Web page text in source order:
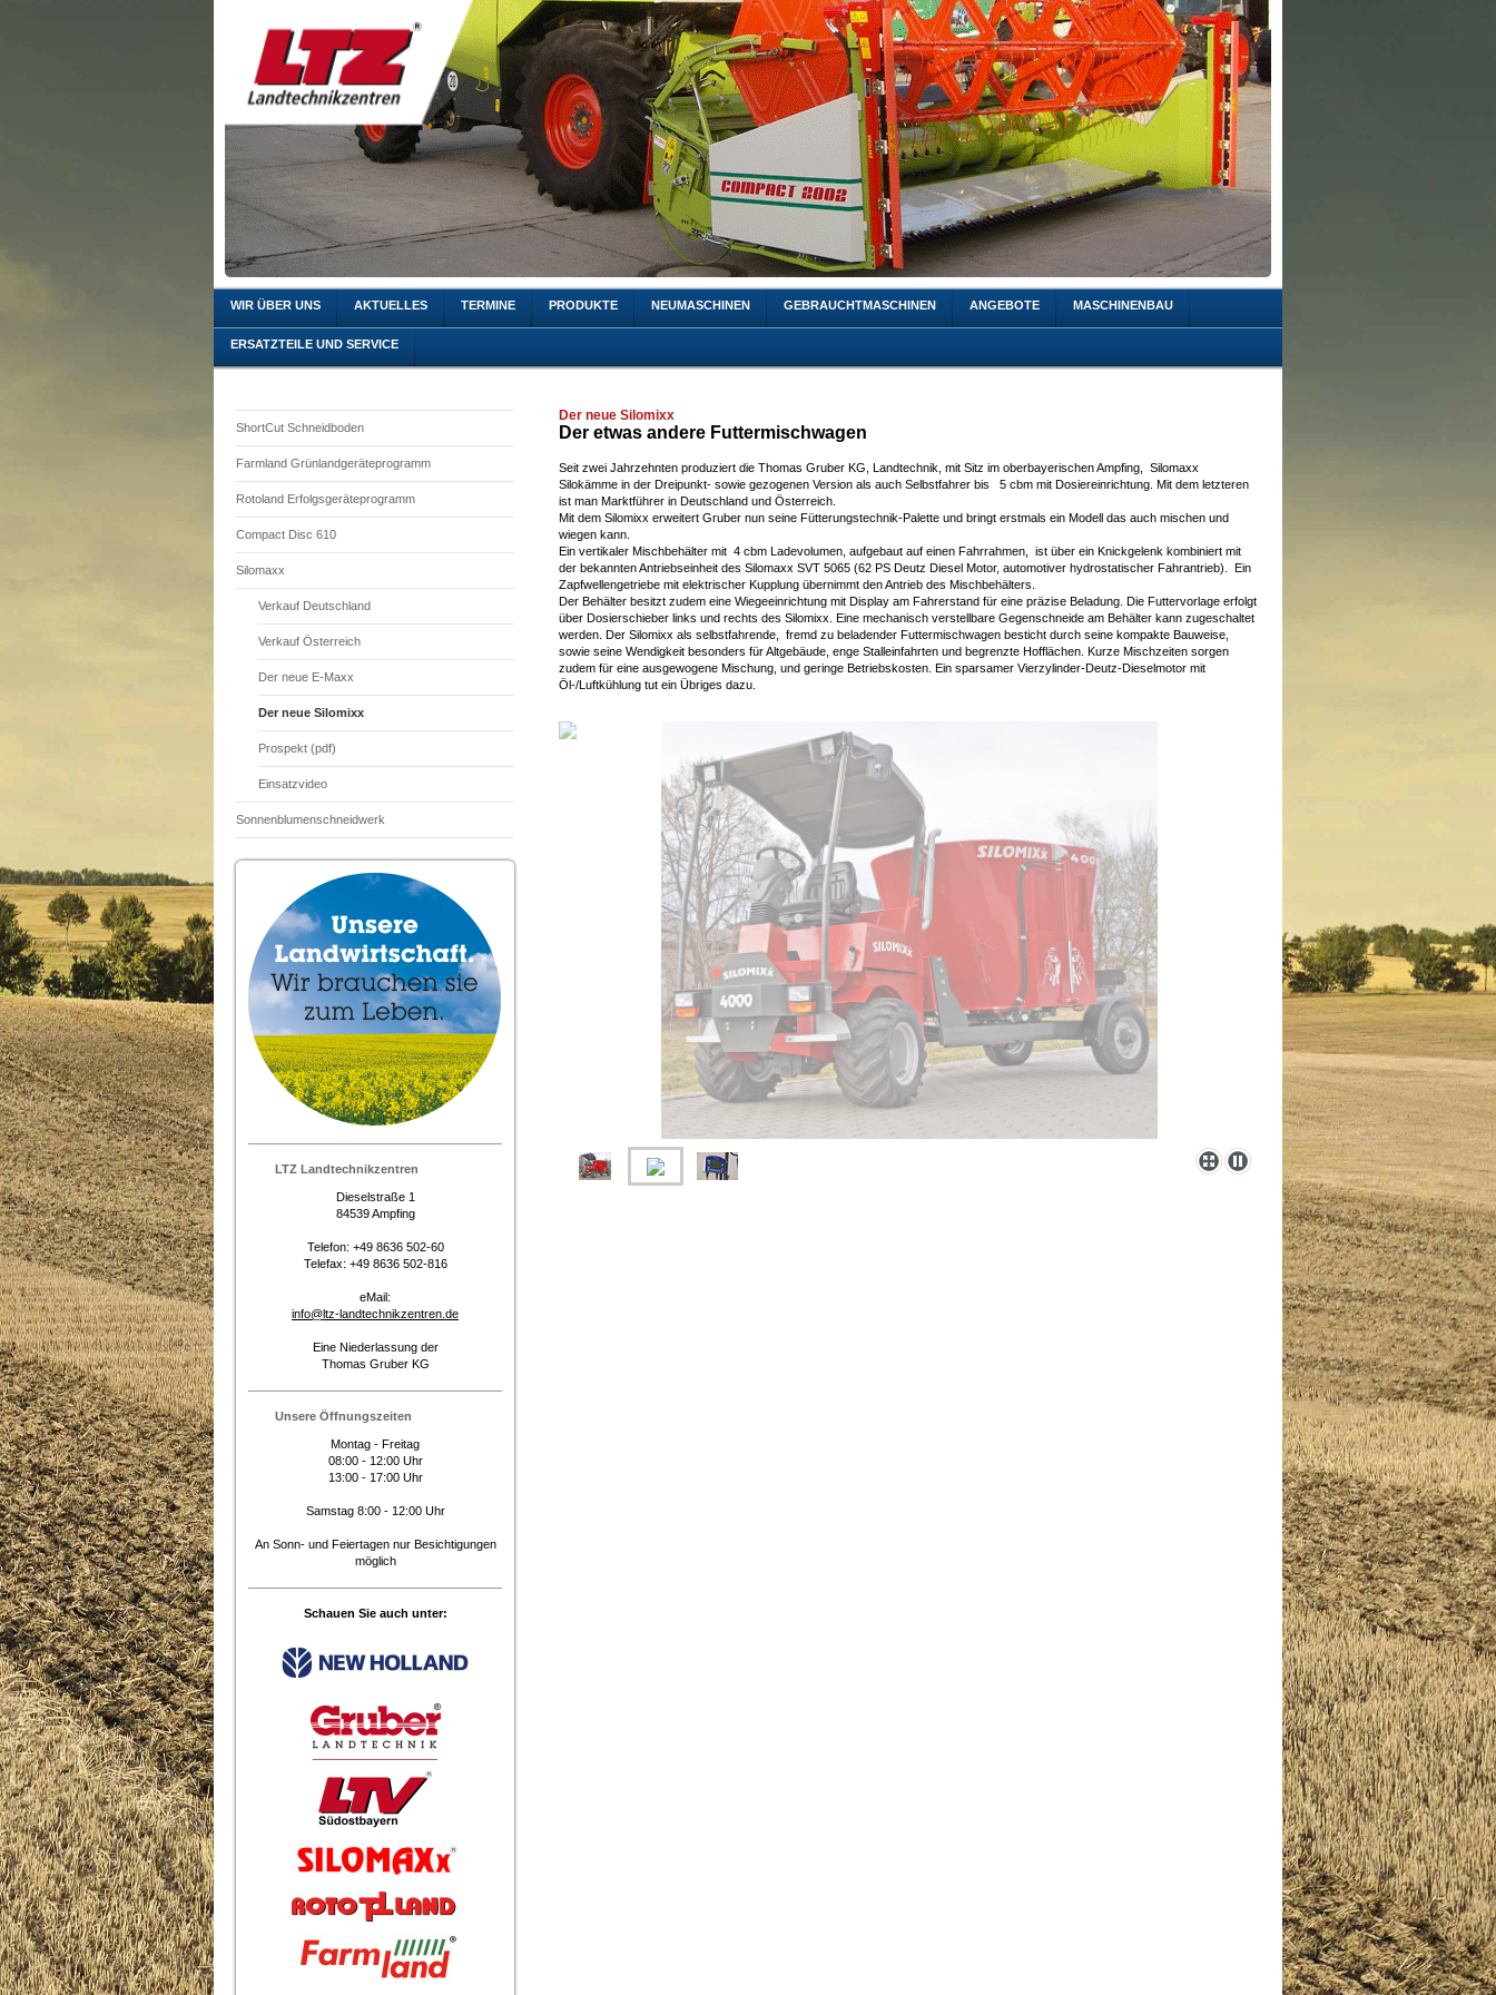
WIR ÜBER UNS AKTUELLES TERMINE PRODUKTE NEUMASCHINEN GEBRAUCHTMASCHINEN ANGEBOTE MASCHINENBAU
ERSATZTEILE UND SERVICE
ShortCut Schneidboden
Farmland Grünlandgeräteprogramm
Rotoland Erfolgsgeräteprogramm
Compact Disc 610
Silomaxx
Verkauf Deutschland
Verkauf Österreich
Der neue E-Maxx
Der neue Silomixx
Prospekt (pdf)
Einsatzvideo
Sonnenblumenschneidwerk
LTZ Landtechnikzentren
Dieselstraße 1
84539 Ampfing
Telefon: +49 8636 502-60
Telefax: +49 8636 502-816
eMail:
info@ltz-landtechnikzentren.de
Eine Niederlassung der
Thomas Gruber KG
Unsere Öffnungszeiten
Montag - Freitag
08:00 - 12:00 Uhr
13:00 - 17:00 Uhr
Samstag 8:00 - 12:00 Uhr
An Sonn- und Feiertagen nur Besichtigungen
möglich
Schauen Sie auch unter:
Der neue Silomixx
Der etwas andere Futtermischwagen
Seit zwei Jahrzehnten produziert die Thomas Gruber KG, Landtechnik, mit Sitz im oberbayerischen Ampfing, Silomaxx
Silokämme in der Dreipunkt- sowie gezogenen Version als auch Selbstfahrer bis 5 cbm mit Dosiereinrichtung. Mit dem letzteren
ist man Marktführer in Deutschland und Österreich.
Mit dem Silomixx erweitert Gruber nun seine Fütterungstechnik-Palette und bringt erstmals ein Modell das auch mischen und
wiegen kann.
Ein vertikaler Mischbehälter mit 4 cbm Ladevolumen, aufgebaut auf einen Fahrrahmen, ist über ein Knickgelenk kombiniert mit
der bekannten Antriebseinheit des Silomaxx SVT 5065 (62 PS Deutz Diesel Motor, automotiver hydrostatischer Fahrantrieb). Ein
Zapfwellengetriebe mit elektrischer Kupplung übernimmt den Antrieb des Mischbehälters.
Der Behälter besitzt zudem eine Wiegeeinrichtung mit Display am Fahrerstand für eine präzise Beladung. Die Futtervorlage erfolgt
über Dosierschieber links und rechts des Silomixx. Eine mechanisch verstellbare Gegenschneide am Behälter kann zugeschaltet
werden. Der Silomixx als selbstfahrende, fremd zu beladender Futtermischwagen besticht durch seine kompakte Bauweise,
sowie seine Wendigkeit besonders für Altgebäude, enge Stalleinfahrten und begrenzte Hofflächen. Kurze Mischzeiten sorgen
zudem für eine ausgewogene Mischung, und geringe Betriebskosten. Ein sparsamer Vierzylinder-Deutz-Dieselmotor mit
Öl-/Luftkühlung tut ein Übriges dazu.